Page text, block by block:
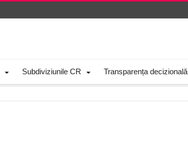
Subdiviziunile CR Transparența decizională